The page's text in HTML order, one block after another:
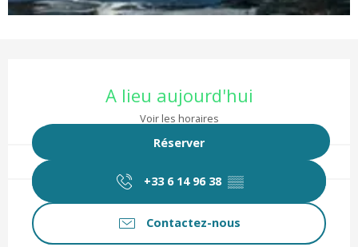
A lieu aujourd'hui
Voir les horaires
Réserver
+33 6 14 96 38 ▒▒
Contactez-nous